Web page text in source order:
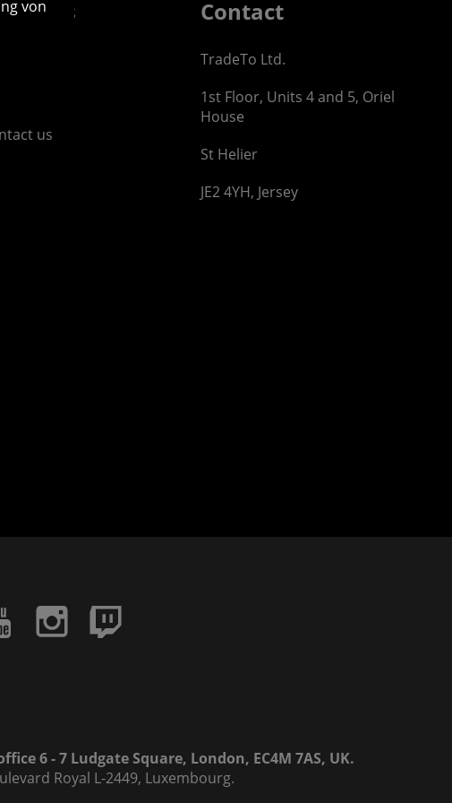
us
us
Contact
TradeTo Ltd.
1st Floor, Units 4 and 5, Oriel
House
St Helier
JE2 4YH, Jersey
6 - 7 Ludgate Square, London, EC4M 7AS, UK.
Royal L-2449, Luxembourg.
von